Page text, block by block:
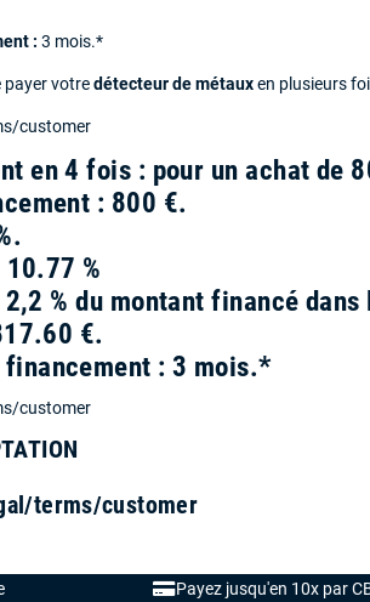
: 3 mois.*
payer votredétecteur de métauxen plusieurs
customer
en 4 fois : pour un achat
: 800 €.
%
% du montant financé
€.
financement : 3 mois.*
customer
terms/customer
Payez jusqu'en 10x par